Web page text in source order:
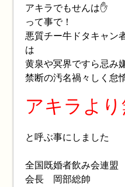
アキラでもせんは✋
って事で！
悪質チー牛ドタキャン
は
黄泉や冥界ですら忌み
禁断の汚名禍々しく怠
アキラより
と呼ぶ事にしました
全国既婚者飲み会連盟
会長 岡部総帥